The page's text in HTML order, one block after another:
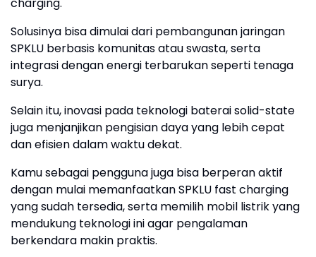
charging.
Solusinya bisa dimulai dari pembangunan jaringan
SPKLU berbasis komunitas atau swasta, serta
integrasi dengan energi terbarukan seperti tenaga
surya.
Selain itu, inovasi pada teknologi baterai solid-state
juga menjanjikan pengisian daya yang lebih cepat
dan efisien dalam waktu dekat.
Kamu sebagai pengguna juga bisa berperan aktif
dengan mulai memanfaatkan SPKLU fast charging
yang sudah tersedia, serta memilih mobil listrik yang
mendukung teknologi ini agar pengalaman
berkendara makin praktis.